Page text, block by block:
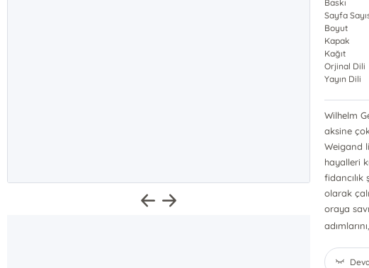
Baskı
Sayfa
Boyut
Kapak
Kağıt
Orjinal Dili
Yayın Dili
Wilhelm
aksine
Weigand
hayalleri
olarak
oraya